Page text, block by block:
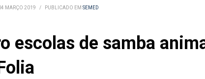
MARÇO 2019 / PUBLICADO EM SEMED
escolas de samba